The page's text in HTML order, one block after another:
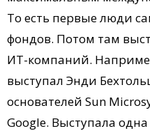
То есть первые люди
фондов. Потом там
ИТ-компаний.
выступал Энди
основателей Sun
Google. Выступала